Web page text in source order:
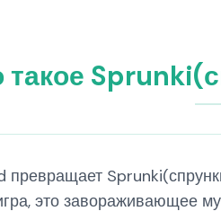
такое
превращает
это завораживающее